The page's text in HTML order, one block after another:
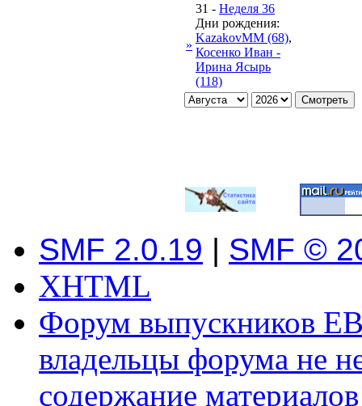
»
31 - Неделя 36
Дни рождения:
KazakovMM (68),
Косенко Иван -
Ирина Ясырь
(118)
SMF 2.0.19 | SMF ©
XHTML
Форум выпускников
владельцы форума не
содержание